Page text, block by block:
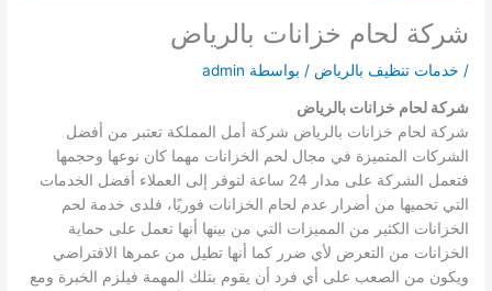
شركة لحام خزانات بالرياض
/ خدمات تنظيف بالرياض / بواسطة admin
شركة لحام خزانات بالرياض
شركة لحام خزانات بالرياض شركة أمل المملكة تعتبر من أفضل
الشركات المتميزة في مجال لحم الخزانات مهما كان نوعها وحجمها
فتعمل الشركة على مدار 24 ساعة لتوفر إلى العملاء أفضل الخدمات
التي تحميها من أضرار عدم لحام الخزانات فوريًا، فلدى خدمة لحم
الخزانات الكثير من المميزات التي من بينها أنها تعمل على حماية
الخزانات من التعرض لأي ضرر كما أنها تطيل من عمرها الافتراضي
ويكون من الصعب على أي فرد أن يقوم بتلك المهمة فيلزم الخبرة ومع